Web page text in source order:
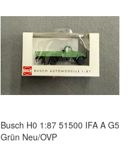
Busch H0 1:87 51500 IFA A G5
Grün Neu/OVP